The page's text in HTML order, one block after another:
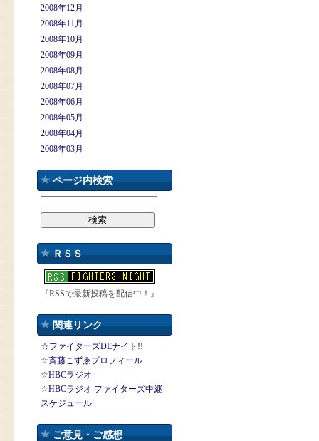
2008年12月
2008年11月
2008年10月
2008年09月
2008年08月
2008年07月
2008年06月
2008年05月
2008年04月
2008年03月
ページ内検索
ＲＳＳ
『RSSで最新投稿を配信中！』
関連リンク
☆ファイターズDEナイト!!
☆斉藤こずゑプロフィール
☆HBCラジオ
☆HBCラジオ ファイターズ中継
スケジュール
ご意見・ご感想